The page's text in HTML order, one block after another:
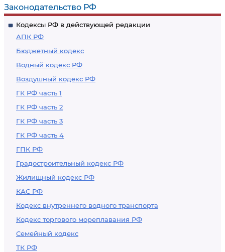
Законодательство РФ
Кодексы РФ в действующей редакции
АПК РФ
Бюджетный кодекс
Водный кодекс РФ
Воздушный кодекс РФ
ГК РФ часть 1
ГК РФ часть 2
ГК РФ часть 3
ГК РФ часть 4
ГПК РФ
Градостроительный кодекс РФ
Жилищный кодекс РФ
КАС РФ
Кодекс внутреннего водного транспорта
Кодекс торгового мореплавания РФ
Семейный кодекс
ТК РФ